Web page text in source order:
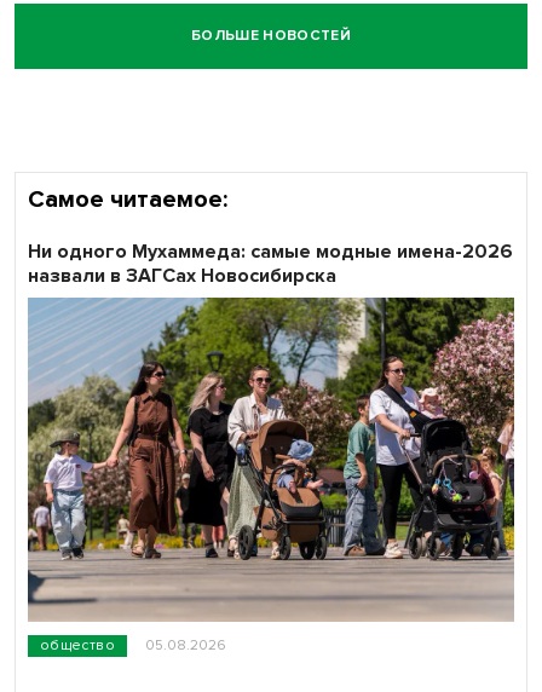
БОЛЬШЕ НОВОСТЕЙ
Самое читаемое:
общество 05.08.2026
Ни одного Мухаммеда: самые модные имена-2026
назвали в ЗАГСах Новосибирска